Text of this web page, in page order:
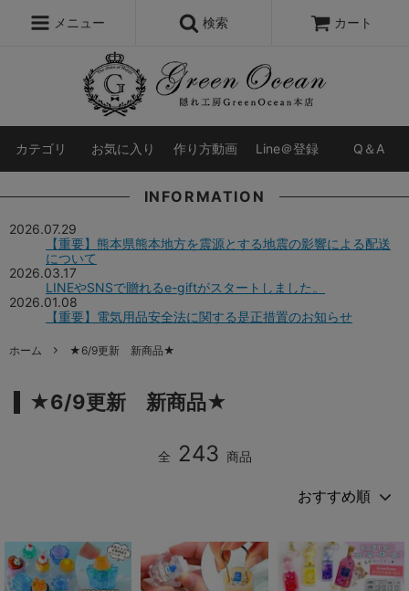
メニュー 検索 カート
カテゴリ お気に入り 作り方動画 Line＠登録 Q＆A
INFORMATION
2026.07.29
【重要】熊本県熊本地方を震源とする地震の影響による配送
について
2026.03.17
LINEやSNSで贈れるe-giftがスタートしました。
2026.01.08
【重要】電気用品安全法に関する是正措置のお知らせ
ホーム ★6/9更新 新商品★
★6/9更新 新商品★
全 243 商品
シリコンモールド